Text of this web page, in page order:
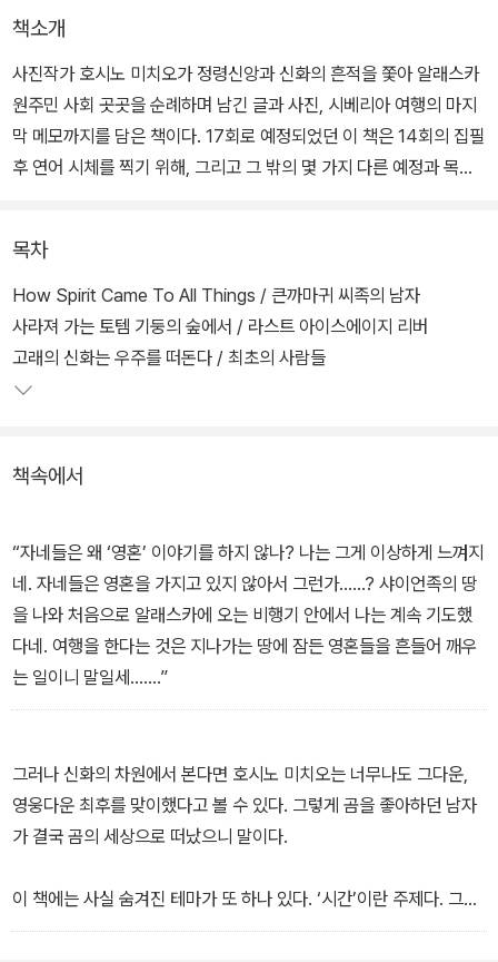
책소개
사진작가 호시노 미치오가 정령신앙과 신화의 흔적을 쫓아 알래스카
원주민 사회 곳곳을 순례하며 남긴 글과 사진, 시베리아 여행의 마지
막 메모까지를 담은 책이다. 17회로 예정되었던 이 책은 14회의 집필
후 연어 시체를 찍기 위해, 그리고 그 밖의 몇 가지 다른 예정과 목적
알래스카와 곰을 유난히 사랑했던 호시노 미치오는 시베리아 캄차카
반도에서 야영을 하다가 곰의 습격을 받아 사망했다. 그의 절친했던
친구 셀리아 헌터의 말처럼 인생이란 무언가를 계획하는 사이에 일어
나는 다른 사건이듯, 그는 여정을 마무리하지 못한 채 갑작스레 세상
동물은 마지막 빙하기 시절, 지금의 베링해를 건너 알래스카로 이주
한 몽골로이드 집단의 신화 속에 공통적으로 등장하는 주인공이자 조
물주이다. 호시노 미치오는 알래스카에서 시베리아로, 몽골로이드의
이동 경로를 거슬러 여행했다.
다는 포부를 품었기 때문이다. 큰까마귀 신화의 정체를 좇던 저자가
신비한 인디언과 운명적으로 만나고, 그 만남은 마침내 몽골로이드의
위대한 여행을 따라가는 여정으로 이어진다.
목차
How Spirit Came To All Things / 큰까마귀 씨족의 남자
사라져 가는 토템 기둥의 숲에서 / 라스트 아이스에이지 리버
고래의 신화는 우주를 떠돈다 / 최초의 사람들
책속에서
“자네들은 왜 ‘영혼’ 이야기를 하지 않나? 나는 그게 이상하게 느껴지
네. 자네들은 영혼을 가지고 있지 않아서 그런가……? 샤이언족의 땅
을 나와 처음으로 알래스카에 오는 비행기 안에서 나는 계속 기도했
다네. 여행을 한다는 것은 지나가는 땅에 잠든 영혼들을 흔들어 깨우
는 일이니 말일세…….”
그러나 신화의 차원에서 본다면 호시노 미치오는 너무나도 그다운,
영웅다운 최후를 맞이했다고 볼 수 있다. 그렇게 곰을 좋아하던 남자
가 결국 곰의 세상으로 떠났으니 말이다.
이 책에는 사실 숨겨진 테마가 또 하나 있다. ‘시간’이란 주제다. 그가
『가정화보』의 담당 편집자에게 보낸 메모 중에 ‘최종적인 테마는 숲